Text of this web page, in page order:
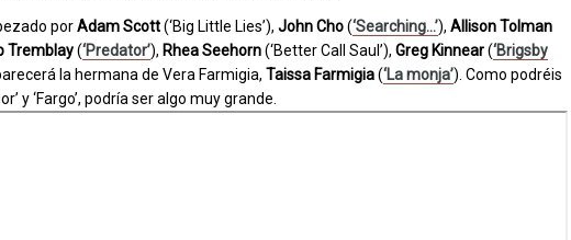
porAdam Scott(‘Big Little Lies’), John Cho(‘Searching…’), Allison Tolman
Tremblay(‘Predator’), Rhea Seehorn(‘Better Call Saul’), Greg Kinnear(‘Brigsby
la hermana de Vera Farmigia, Taissa Farmigia(‘La monja’). Como podréis
y ‘Fargo’, podría ser algo muy grande.